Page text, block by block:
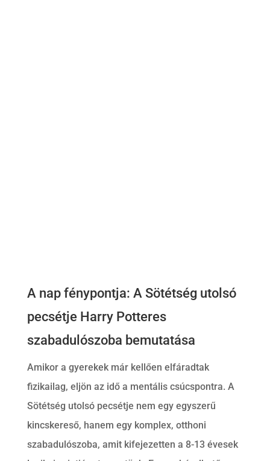
A nap fénypontja: A Sötétség utolsó
pecsétje Harry Potteres
szabadulószoba bemutatása
Amikor a gyerekek már kellően elfáradtak
fizikailag, eljön az idő a mentális csúcspontra. A
Sötétség utolsó pecsétje nem egy egyszerű
kincskereső, hanem egy komplex, otthoni
szabadulószoba, amit kifejezetten a 8-13 évesek